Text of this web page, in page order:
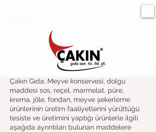
Çakın Gıda; Meyve konservesi, dolgu
maddesi sos, reçel, marmelat, püre,
krema, jöle, fondan, meyve şekerleme
ürünlerinin üretim faaliyetlerini yürüttüğü
tesiste ve üretimini yaptığı ürünlerle ilgili
aşağıda ayrıntıları bulunan maddelere